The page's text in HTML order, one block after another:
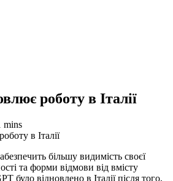
роботу в Італії
mins
більшу видимість своєї
та форми відмови від вмісту
було відновлено в Італії після того,